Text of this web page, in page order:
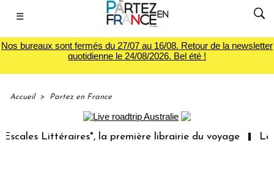
☰
Nos bureaux sont fermés du 27/07 au 16/08. Retour de la newsletter
quotidienne le 24/08/2026. Bel été !
Accueil > Partez en France
la première librairie du voyage Le groupe